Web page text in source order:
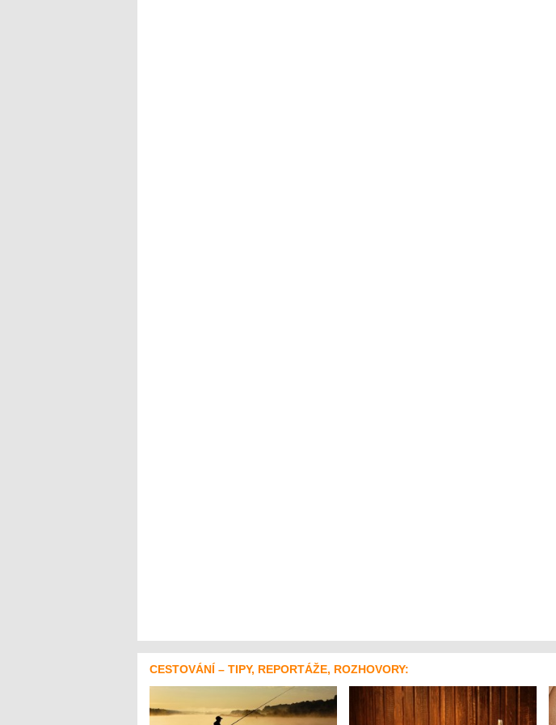
CESTOVÁNÍ – TIPY, REPORTÁŽE, ROZHOVORY: